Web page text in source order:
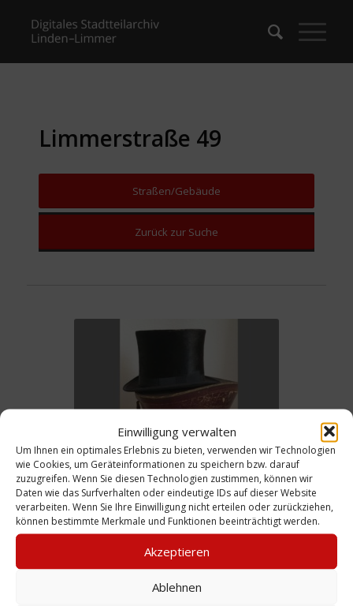
Einwilligung verwalten
Um Ihnen ein optimales Erlebnis zu bieten, verwenden wir Technologien
wie Cookies, um Geräteinformationen zu speichern bzw. darauf
zuzugreifen. Wenn Sie diesen Technologien zustimmen, können wir
Daten wie das Surfverhalten oder eindeutige IDs auf dieser Website
verarbeiten. Wenn Sie Ihre Einwilligung nicht erteilen oder zurückziehen,
können bestimmte Merkmale und Funktionen beeinträchtigt werden.
Akzeptieren
Ablehnen
Limmerstraße 49
Straßen/Gebäude
Zurück zur Suche
Foto: Zylinder und Hutschachtel, um 1920
Weiterlesen